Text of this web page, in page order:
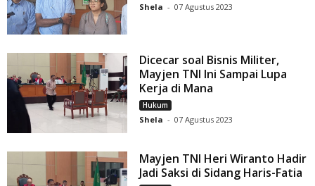
Shela - 07 Agustus 2023
Dicecar soal Bisnis Militer,
Mayjen TNI Ini Sampai Lupa
Kerja di Mana
Hukum
Shela - 07 Agustus 2023
Mayjen TNI Heri Wiranto Hadir
Jadi Saksi di Sidang Haris-Fatia